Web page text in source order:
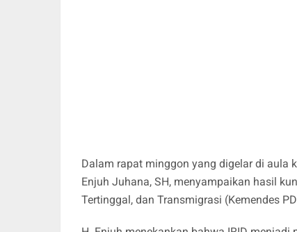
Dalam rapat minggon yang digelar di aula
Enjuh Juhana, SH, menyampaikan hasil
Tertinggal, dan Transmigrasi (Kemendes